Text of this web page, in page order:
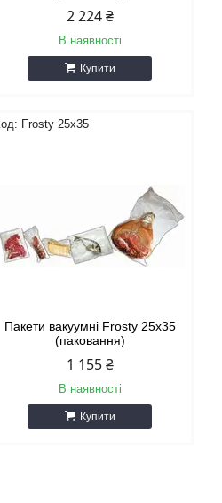
2 224 ₴
В наявності
Купити
Frosty 25х35
Пакети вакуумні Frosty 25х35
(паковання)
1 155 ₴
В наявності
Купити